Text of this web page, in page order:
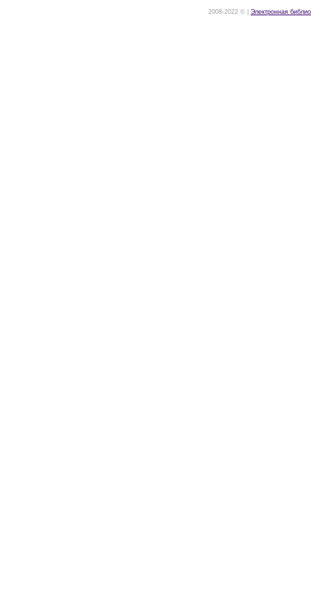
2008-2022 © | Электронная